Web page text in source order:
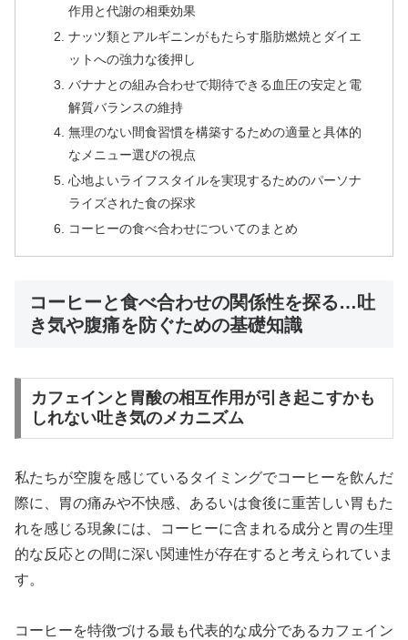
作用と代謝の相乗効果
ナッツ類とアルギニンがもたらす脂肪燃焼とダイエ
ットへの強力な後押し
バナナとの組み合わせで期待できる血圧の安定と電
解質バランスの維持
無理のない間食習慣を構築するための適量と具体的
なメニュー選びの視点
心地よいライフスタイルを実現するためのパーソナ
ライズされた食の探求
コーヒーの食べ合わせについてのまとめ
コーヒーと食べ合わせの関係性を探る…吐
き気や腹痛を防ぐための基礎知識
カフェインと胃酸の相互作用が引き起こすかも
しれない吐き気のメカニズム
私たちが空腹を感じているタイミングでコーヒーを飲んだ
際に、胃の痛みや不快感、あるいは食後に重苦しい胃もた
れを感じる現象には、コーヒーに含まれる成分と胃の生理
的な反応との間に深い関連性が存在すると考えられていま
す。
コーヒーを特徴づける最も代表的な成分であるカフェイン